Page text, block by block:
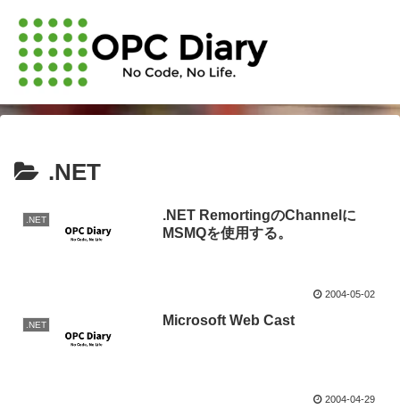
.NET
.NET
.NET RemortingのChannelに
MSMQを使用する。
2004-05-02
.NET Microsoft Web Cast
2004-04-29